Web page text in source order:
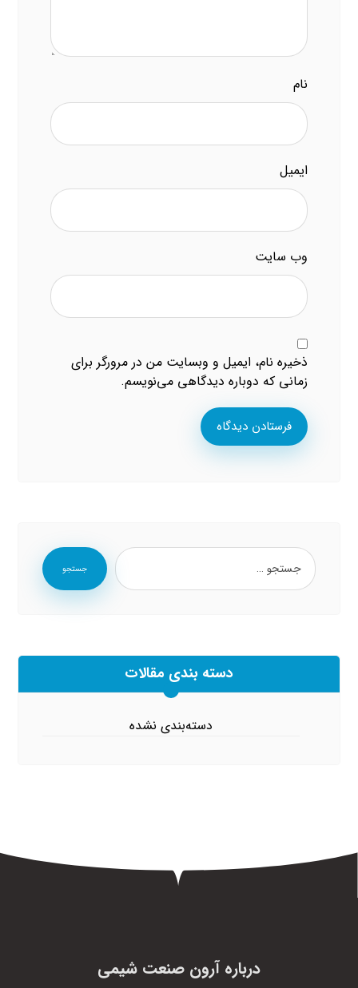
نام
ایمیل
وب‌ سایت
ذخیره نام، ایمیل و وبسایت من در مرورگر برای
زمانی که دوباره دیدگاهی می‌نویسم.
فرستادن دیدگاه
جستجو
دسته بندی مقالات
دسته‌بندی نشده
درباره آرون صنعت شیمی